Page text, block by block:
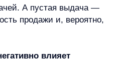
уходит
расскажем.